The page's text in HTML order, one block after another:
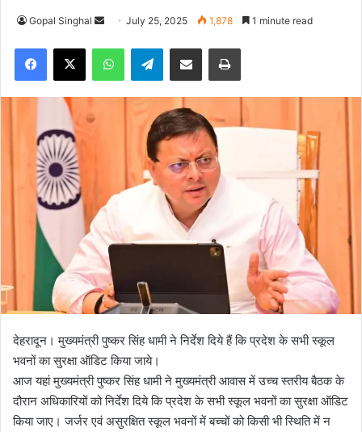
Gopal Singhal
n
d
a
l
July 25, 2025 1,878 1 minute read
Telegram
देहरादून। मुख्यमंत्री पुष्कर सिंह धामी ने निर्देश दिये हैं कि प्रदेश के सभी स्कूल
भवनों का सुरक्षा ऑडिट किया जाये।
आज यहां मुख्यमंत्री पुष्कर सिंह धामी ने मुख्यमंत्री आवास में उच्च स्तरीय बैठक के
दौरान अधिकारियों को निर्देश दिये कि प्रदेश के सभी स्कूल भवनों का सुरक्षा ऑडिट
किया जाए। जर्जर एवं असुरक्षित स्कूल भवनों में बच्चों को किसी भी स्थिति में न